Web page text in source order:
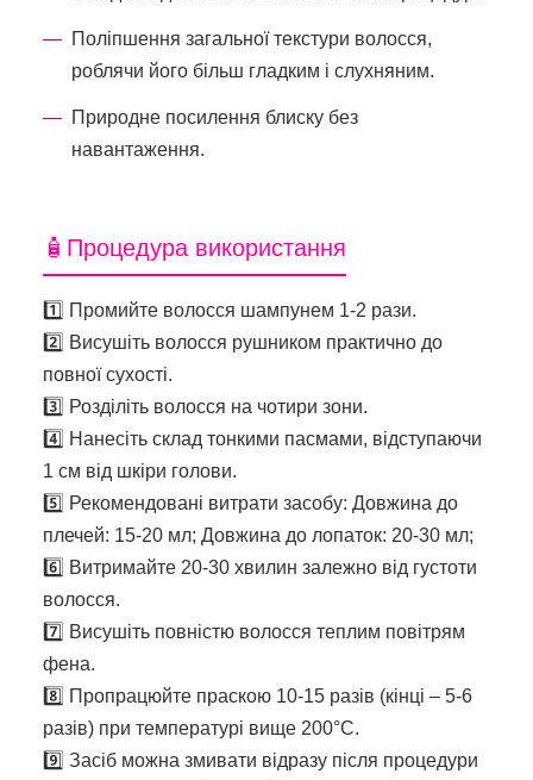
Поліпшення загальної текстури волосся,
роблячи його більш гладким і слухняним.
Природне посилення блиску без
навантаження.
🧴Процедура використання
1️⃣ Промийте волосся шампунем 1-2 рази.
2️⃣ Висушіть волосся рушником практично до
повної сухості.
3️⃣ Розділіть волосся на чотири зони.
4️⃣ Нанесіть склад тонкими пасмами, відступаючи
1 см від шкіри голови.
5️⃣ Рекомендовані витрати засобу: Довжина до
плечей: 15-20 мл; Довжина до лопаток: 20-30 мл;
6️⃣ Витримайте 20-30 хвилин залежно від густоти
волосся.
7️⃣ Висушіть повністю волосся теплим повітрям
фена.
8️⃣ Пропрацюйте праскою 10-15 разів (кінці – 5-6
разів) при температурі вище 200°C.
9️⃣ Засіб можна змивати відразу після процедури